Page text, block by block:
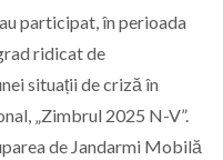
participat, în perioada
ridicat de
situații de criză în
„Zimbrul 2025 N-V”.
de Jandarmi Mobilă